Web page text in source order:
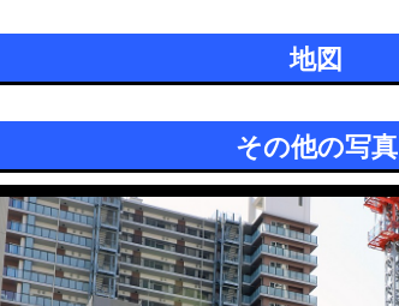
地図
その他の写真